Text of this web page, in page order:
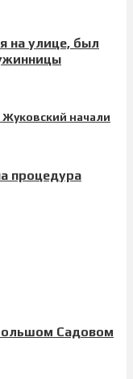
на улице, был
процедура
Садовом